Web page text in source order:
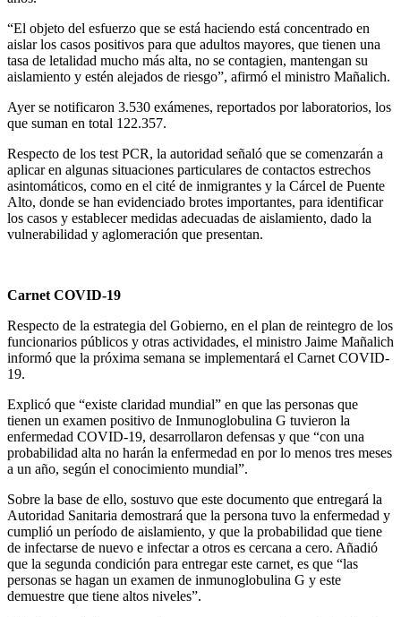
“El objeto del esfuerzo que se está haciendo está concentrado en
aislar los casos positivos para que adultos mayores, que tienen una
tasa de letalidad mucho más alta, no se contagien, mantengan su
aislamiento y estén alejados de riesgo”, afirmó el ministro Mañalich.
Ayer se notificaron 3.530 exámenes, reportados por laboratorios, los
que suman en total 122.357.
Respecto de los test PCR, la autoridad señaló que se comenzarán a
aplicar en algunas situaciones particulares de contactos estrechos
asintomáticos, como en el cité de inmigrantes y la Cárcel de Puente
Alto, donde se han evidenciado brotes importantes, para identificar
los casos y establecer medidas adecuadas de aislamiento, dado la
vulnerabilidad y aglomeración que presentan.
Carnet COVID-19
Respecto de la estrategia del Gobierno, en el plan de reintegro de los
funcionarios públicos y otras actividades, el ministro Jaime Mañalich
informó que la próxima semana se implementará el Carnet COVID-
19.
Explicó que “existe claridad mundial” en que las personas que
tienen un examen positivo de Inmunoglobulina G tuvieron la
enfermedad COVID-19, desarrollaron defensas y que “con una
probabilidad alta no harán la enfermedad en por lo menos tres meses
a un año, según el conocimiento mundial”.
Sobre la base de ello, sostuvo que este documento que entregará la
Autoridad Sanitaria demostrará que la persona tuvo la enfermedad y
cumplió un período de aislamiento, y que la probabilidad que tiene
de infectarse de nuevo e infectar a otros es cercana a cero. Añadió
que la segunda condición para entregar este carnet, es que “las
personas se hagan un examen de inmunoglobulina G y este
demuestre que tiene altos niveles”.